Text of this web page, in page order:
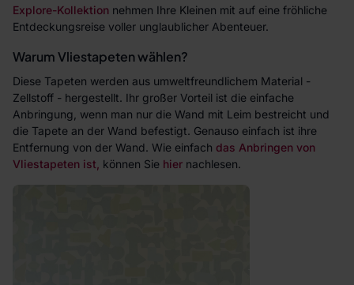
Explore-Kollektion nehmen Ihre Kleinen mit auf eine fröhliche
Entdeckungsreise voller unglaublicher Abenteuer.
Warum Vliestapeten wählen?
Diese Tapeten werden aus umweltfreundlichem Material -
Zellstoff - hergestellt. Ihr großer Vorteil ist die einfache
Anbringung, wenn man nur die Wand mit Leim bestreicht und
die Tapete an der Wand befestigt. Genauso einfach ist ihre
Entfernung von der Wand. Wie einfach das Anbringen von
Vliestapeten ist, können Sie hier nachlesen.